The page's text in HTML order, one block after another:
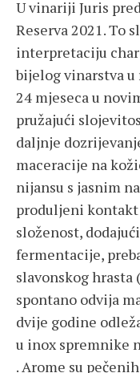
U vinariji Juris
Reserva 2021. To
interpretaciju
bijelog vinarstva u
24 mjeseca u
pružajući
daljnje
maceracije na
nijansu s jasnim
produljeni kontakt
složenost,
fermentacije,
slavonskog hrasta
spontano odvija
dvije godine
u inox spremnike
. Arome su